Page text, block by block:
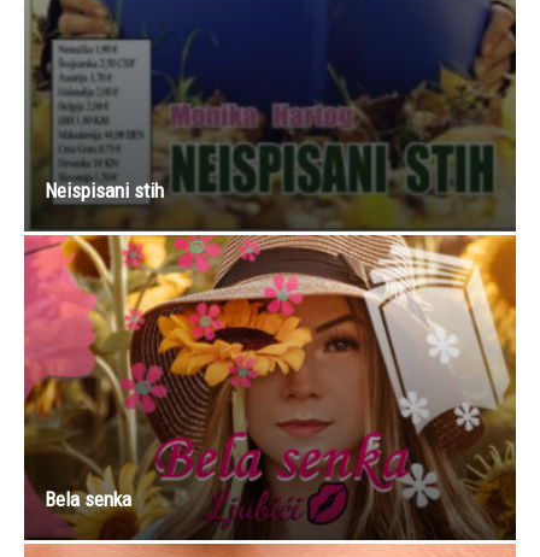
Neispisani stih
Bela senka